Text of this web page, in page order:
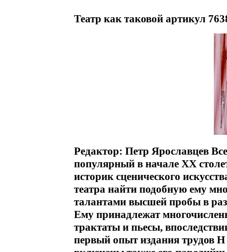
Театр как таковой артикул
Редактор: Петр Ярославцев
популярный в начале XX
историк сценического
театра найти подобную ему
талантами высшей пробы в
Ему принадлежат
трактаты и пьесы,
первый опыт издания трудов